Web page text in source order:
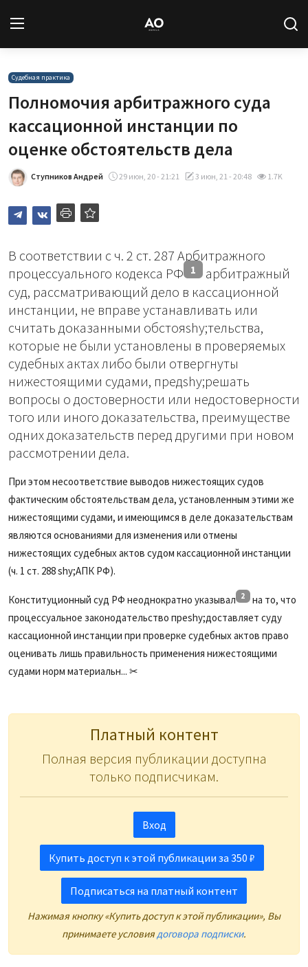
Вход
Статьи
Авторы
Архив
База знаний
Подписка
Судебная практика
Полномочия арбитражного суда
кассационной инстанции по
оценке обстоятельств дела
Ступников Андрей 29 июн, 20 - 21:21 3 июн, 21 - 20:48 1.7K
В соответствии с ч. 2 ст. 287 Арбитражного
процессуального кодекса РФ
1 арбитражный
суд, рассматривающий дело в кассационной
инстанции, не вправе устанавливать или
считать доказанными обстояshy;тельства,
которые не были установлены в проверяемых
судебных актах либо были отвергнуты
нижестоящими судами, предshy;решать
вопросы о достоверности или недостоверности
того или иного доказательства, преимуществе
одних доказательств перед другими при новом
рассмотрении дела.
При этом несоответствие выводов нижестоящих судов
фактическим обстоятельствам дела, установленным этими же
нижестоящими судами, и имеющимся в деле доказательствам
являются основаниями для изменения или отмены
нижестоящих судебных актов судом кассационной инстанции
(ч. 1 ст. 288 shy;АПК РФ).
Конституционный суд РФ неоднократно указывал 2 на то, что
процессуальное законодательство преshy;доставляет суду
кассационной инстанции при проверке судебных актов право
оценивать лишь правильность применения нижестоящими
судами норм материальн... ✂
Платный контент
Полная версия публикации доступна
только подписчикам.
Вход
Купить доступ к этой публикации за 350 ₽
Подписаться на платный контент
Нажимая кнопку «Купить доступ к этой публикации», Вы
принимаете условия договора подписки.